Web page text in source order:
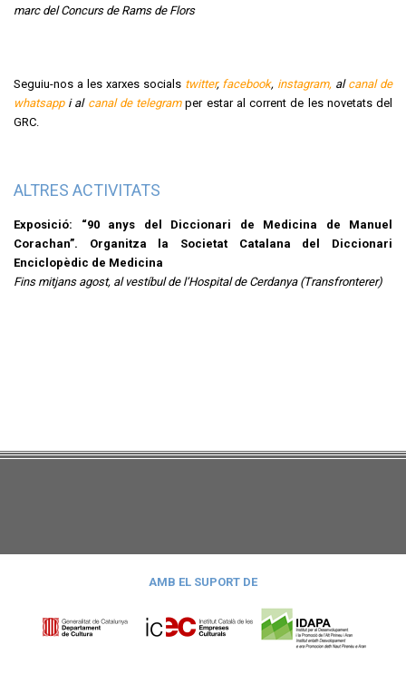
marc del Concurs de Rams de Flors
Seguiu-nos a les xarxes socials twitter, facebook, instagram, al canal de
whatsappi al canal de telegramper estar al corrent de les novetats del
GRC.
ALTRES ACTIVITATS
Exposició: “90 anys del Diccionari de Medicina de Manuel
Corachan”. Organitza la Societat Catalana del Diccionari
Enciclopèdic de Medicina
Fins mitjans agost, al vestíbul de l’Hospital de Cerdanya (Transfronterer)
AMB EL SUPORT DE